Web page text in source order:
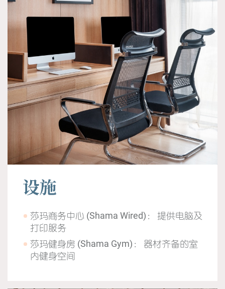
设施
莎玛商务中心 (Shama Wired)： 提供电脑及
打印服务
莎玛健身房 (Shama Gym)： 器材齐备的室
内健身空间